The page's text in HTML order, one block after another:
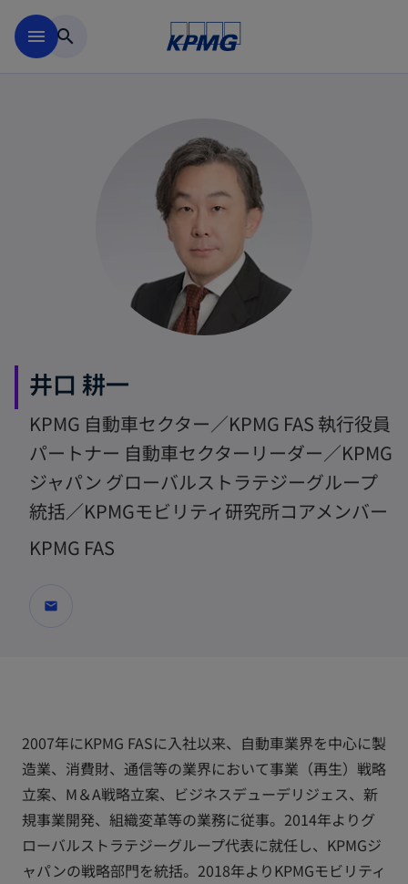
menu search
井口 耕一
KPMG 自動車セクター／KPMG FAS 執行役員
パートナー 自動車セクターリーダー／KPMG
ジャパン グローバルストラテジーグループ
統括／KPMGモビリティ研究所コアメンバー
KPMG FAS
mail
2007年にKPMG FASに入社以来、自動車業界を中心に製
造業、消費財、通信等の業界において事業（再生）戦略
立案、M＆A戦略立案、ビジネスデューデリジェス、新
規事業開発、組織変革等の業務に従事。2014年よりグ
ローバルストラテジーグループ代表に就任し、KPMGジ
ャパンの戦略部門を統括。2018年よりKPMGモビリティ